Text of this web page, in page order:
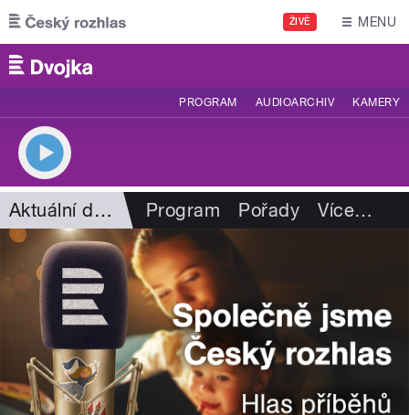
Přejít k hlavnímu obsahu
ŽIVĚ MENU
PROGRAM AUDIOARCHIV KAMERY
Aktuální dění Program Pořady Více…